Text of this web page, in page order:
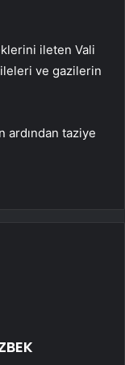
ileten Vali
ve gazilerin
ardından taziye